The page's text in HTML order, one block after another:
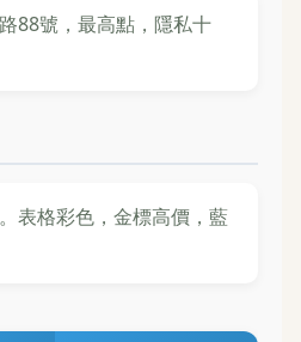
88號，最高點，隱私十
表格彩色，金標高價，藍